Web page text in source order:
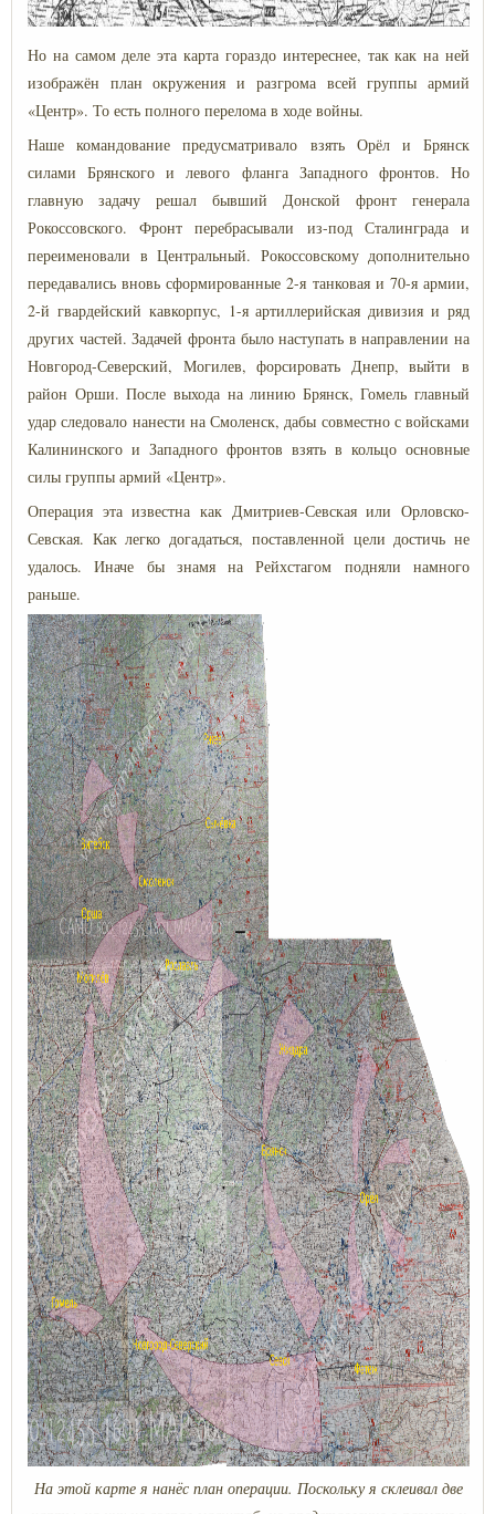
Но на самом деле эта карта гораздо интереснее, так как на ней
изображён план окружения и разгрома всей группы армий
«Центр». То есть полного перелома в ходе войны.
Наше командование предусматривало взять Орёл и Брянск
силами Брянского и левого фланга Западного фронтов. Но
главную задачу решал бывший Донской фронт генерала
Рокоссовского. Фронт перебрасывали из-под Сталинграда и
переименовали в Центральный. Рокоссовскому дополнительно
передавались вновь сформированные 2-я танковая и 70-я армии,
2-й гвардейский кавкорпус, 1-я артиллерийская дивизия и ряд
других частей. Задачей фронта было наступать в направлении на
Новгород-Северский, Могилев, форсировать Днепр, выйти в
район Орши. После выхода на линию Брянск, Гомель главный
удар следовало нанести на Смоленск, дабы совместно с войсками
Калининского и Западного фронтов взять в кольцо основные
силы группы армий «Центр».
Операция эта известна как Дмитриев-Севская или Орловско-
Севская. Как легко догадаться, поставленной цели достичь не
удалось. Иначе бы знамя на Рейхстагом подняли намного
раньше.
На этой карте я нанёс план операции. Поскольку я склеивал две